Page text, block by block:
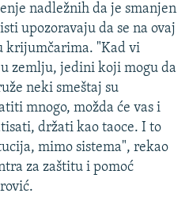
nadležnih da je smanjen
upozoravaju da se na ovaj
krijumčarima. "Kad vi
zemlju, jedini koji mogu da
neki smeštaj su
mnogo, možda će vas i
držati kao taoce. I to
mimo sistema", rekao
za zaštitu i pomoć